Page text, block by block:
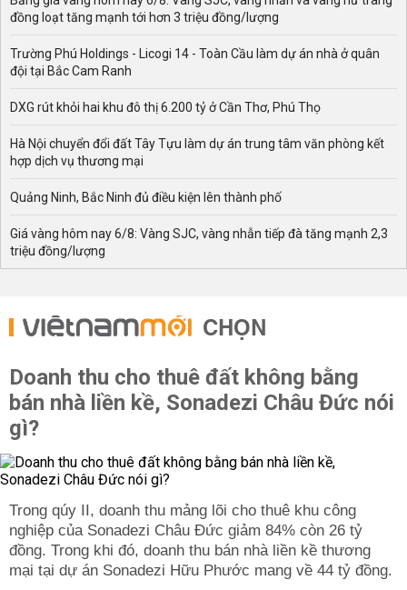
đồng loạt tăng mạnh tới hơn 3 triệu đồng/lượng
Trường Phú Holdings - Licogi 14 - Toàn Cầu làm dự án nhà ở quân
đội tại Bắc Cam Ranh
DXG rút khỏi hai khu đô thị 6.200 tỷ ở Cần Thơ, Phú Thọ
Hà Nội chuyển đổi đất Tây Tựu làm dự án trung tâm văn phòng kết
hợp dịch vụ thương mại
Quảng Ninh, Bắc Ninh đủ điều kiện lên thành phố
Giá vàng hôm nay 6/8: Vàng SJC, vàng nhẫn tiếp đà tăng mạnh 2,3
triệu đồng/lượng
CHỌN
Doanh thu cho thuê đất không bằng
bán nhà liền kề, Sonadezi Châu Đức nói
gì?
Trong qúy II, doanh thu mảng lõi cho thuê khu công
nghiệp của Sonadezi Châu Đức giảm 84% còn 26 tỷ
đồng. Trong khi đó, doanh thu bán nhà liền kề thương
mại tại dự án Sonadezi Hữu Phước mang về 44 tỷ đồng.